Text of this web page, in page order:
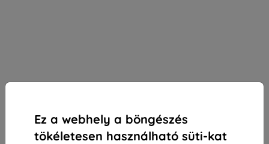
Ez a webhely a böngészés
tökéletesen használható süti-kat